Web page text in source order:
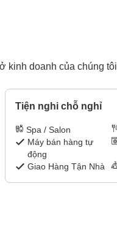
kinh doanh của chúng tôi
Tiện nghi chỗ nghỉ
Spa / Salon
Máy bán hàng tự
động
Giao Hàng Tận Nhà